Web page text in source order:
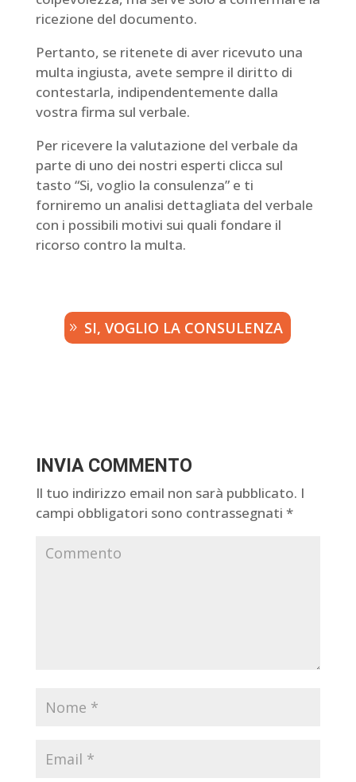
ricezione del documento.
Pertanto, se ritenete di aver ricevuto una
multa ingiusta, avete sempre il diritto di
contestarla, indipendentemente dalla
vostra firma sul verbale.
Per ricevere la valutazione del verbale da
parte di uno dei nostri esperti clicca sul
tasto “Si, voglio la consulenza” e ti
forniremo un analisi dettagliata del verbale
con i possibili motivi sui quali fondare il
ricorso contro la multa.
SI, VOGLIO LA CONSULENZA
INVIA COMMENTO
Il tuo indirizzo email non sarà pubblicato. I
campi obbligatori sono contrassegnati *